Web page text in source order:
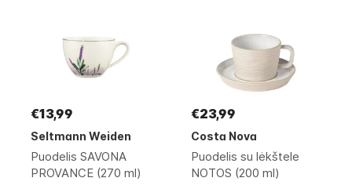
€13,99
Seltmann Weiden
Puodelis SAVONA
PROVANCE (270 ml)
€23,99
Costa Nova
Puodelis su lėkštele
NOTOS (200 ml)